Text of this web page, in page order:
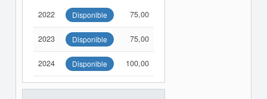
2022 Disponible 75,00
2023 Disponible 75,00
2024 Disponible 100,00